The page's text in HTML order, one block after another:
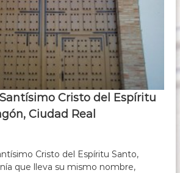
d
1
6
3
Cristo del Espíritu
Ciudad Real
Cristo del Espíritu Santo,
que lleva su mismo nombre,